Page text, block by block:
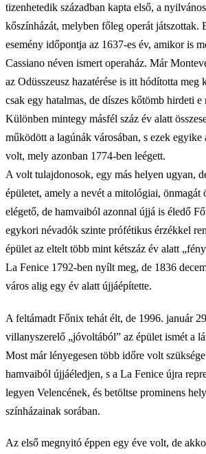
tizenhetedik században kapta első, a
kőszínházát, melyben főleg operát játszottak.
esemény időpontja az 1637-es év, amikor is
Cassiano néven ismert operaház. Már
az Odüsszeusz hazatérése is itt hódította meg
csak egy hatalmas, de díszes kőtömb hirdeti e
Különben mintegy másfél száz év alatt
működött a lagúnák városában, s ezek egyike
volt, mely azonban 1774-ben leégett.
A volt tulajdonosok, egy más helyen ugyan,
épületet, amely a nevét a mitológiai, önmagát
elégető, de hamvaiból azonnal újjá is éledő
egykori névadók szinte prófétikus érzékkel
épület az eltelt több mint kétszáz év alatt
La Fenice 1792-ben nyílt meg, de 1836
város alig egy év alatt újjáépítette.
A feltámadt Főnix tehát élt, de 1996. január
villanyszerelő „jóvoltából” az épület ismét a
Most már lényegesen több időre volt
hamvaiból újjáéledjen, s a La Fenice újra
legyen Velencének, és betöltse prominens
színházainak sorában.
Az első megnyitó éppen egy éve volt, de